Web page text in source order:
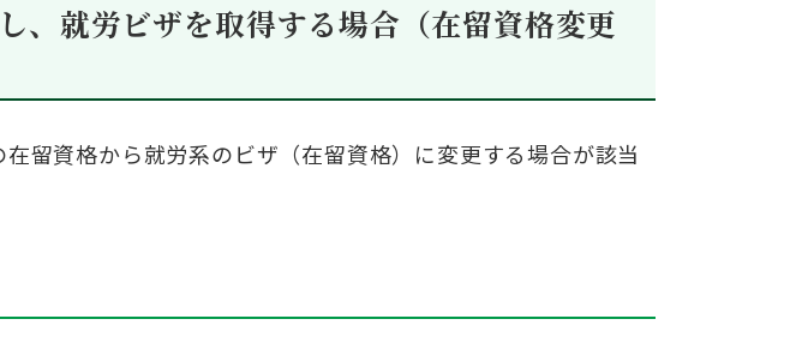
、就労ビザを取得する場合 （在留資格変更
留資格から就労系のビザ（在留資格）に変更する場合が該当